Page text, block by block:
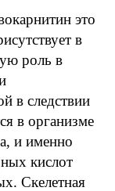
это
в
роль в
в следствии
в организме
и именно
кислот
Скелетная